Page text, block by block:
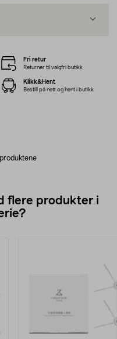
Fri retur
Returner til valgfri butikk
Klikk&Hent
Bestill på nett og hent i butikk
flere produkter i